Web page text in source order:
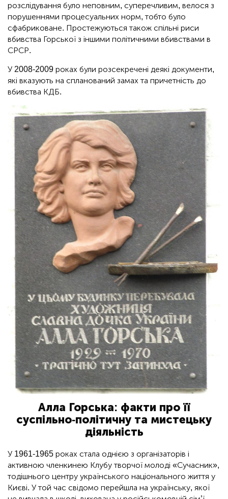
розслідування було неповним, суперечливим, велося з
порушеннями процесуальних норм, тобто було
сфабриковане. Простежуються також спільні риси
вбивства Горської з іншими політичними вбивствами в
СРСР.
У 2008-2009 роках були розсекречені деякі документи,
які вказують на спланований замах та причетність до
вбивства КДБ.
Алла Горська: факти про її
суспільно-політичну та мистецьку
діяльність
У 1961-1965 роках стала однією з організаторів і
активною членкинею Клубу творчої молоді «Сучасник»,
тодішнього центру українського національного життя у
Києві. У той час свідомо перейшла на українську, якої